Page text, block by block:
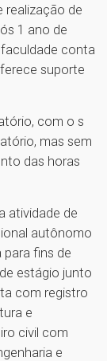
realização de
1 ano de
conta
suporte
com o s
mas sem
das horas
atividade de
autônomo
fins de
estágio junto
com registro
e
civil com
e